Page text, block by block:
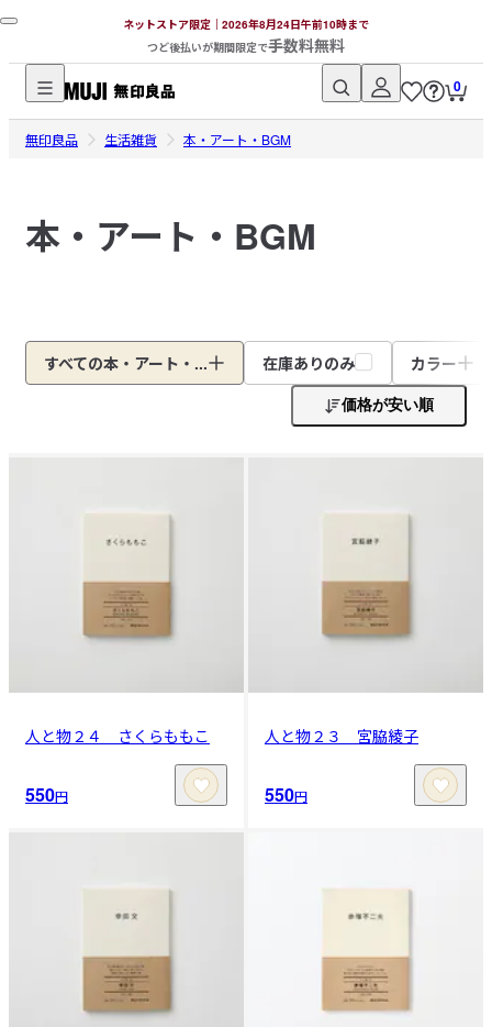
ネットストア限定｜2026年8月24日午前10時まで
つど後払いが期間限定で手数料無料
無
印
ネ
ト
ア
0
無印良品 生活雑貨 本・アート・BGM
本・アート・BGM
すべての本・アート・... 在庫ありのみ カラー
価格が安い順
人と物２４ さくらももこ
550円
人と物２３ 宮脇綾子
550円